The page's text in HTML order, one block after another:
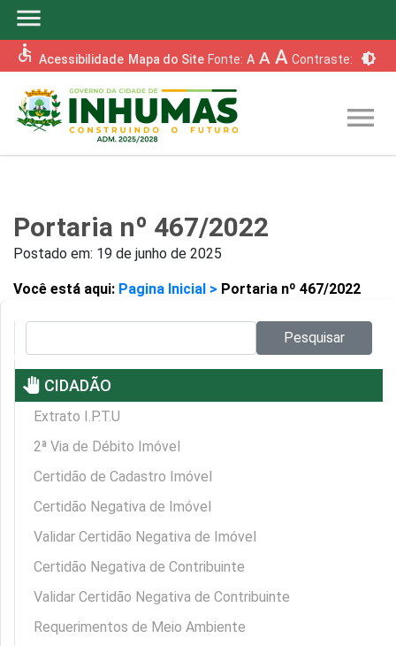
menu
accessible Acessibilidade Mapa do Site Fonte: A A A Contraste: brightness_6
menu
Portaria nº 467/2022
Postado em: 19 de junho de 2025
Você está aqui: Pagina Inicial > Portaria nº 467/2022
Pesquisar
pan_tool CIDADÃO
Extrato I.P.T.U
2ª Via de Débito Imóvel
Certidão de Cadastro Imóvel
Certidão Negativa de Imóvel
Validar Certidão Negativa de Imóvel
Certidão Negativa de Contribuinte
Validar Certidão Negativa de Contribuinte
Requerimentos de Meio Ambiente